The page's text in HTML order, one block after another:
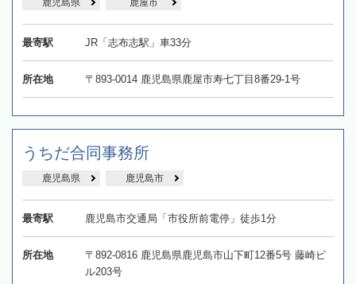
最寄駅 JR「志布志駅」車33分
所在地 〒893-0014 鹿児島県鹿屋市寿七丁目8番29-1号
うちだ合同事務所
鹿児島県 鹿児島市
最寄駅 鹿児島市交通局「市役所前電停」徒歩1分
所在地
〒892-0816 鹿児島県鹿児島市山下町12番5号 藤崎ビ
ル203号